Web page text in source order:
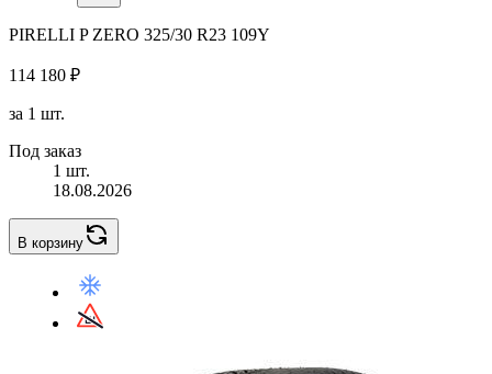
PIRELLI P ZERO 325/30 R23 109Y
114 180 ₽
за 1 шт.
Под заказ
1 шт.
18.08.2026
В корзину